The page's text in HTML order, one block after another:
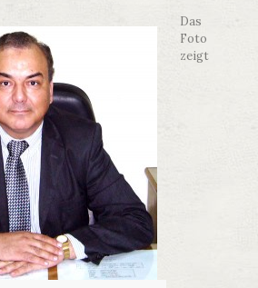
Das
Foto
zeigt